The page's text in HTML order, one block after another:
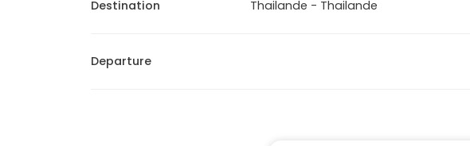
Destination Thailande - Thailande
Departure